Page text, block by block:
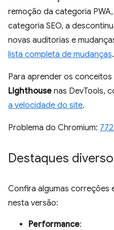
remoção da categoria
categoria SEO, a
novas auditorias e
lista completa de mudanças.
Para aprender os
Lighthouse nas DevTools,
a velocidade do site.
Problema do Chromium:
Destaques
Confira algumas correções
nesta versão:
Performance: